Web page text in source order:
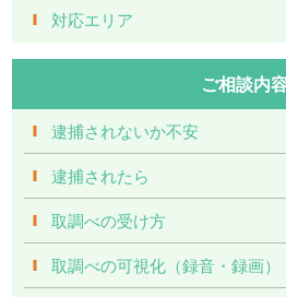
対応エリア
ご相談内
逮捕されないか不安
逮捕されたら
取調べの受け方
取調べの可視化（録音・録画）